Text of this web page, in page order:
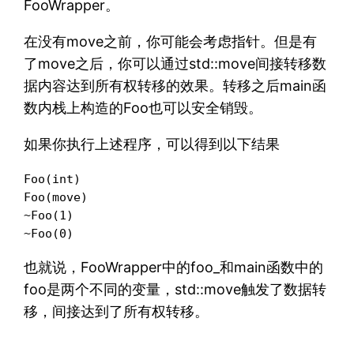
FooWrapper。
在没有move之前，你可能会考虑指针。但是有
了move之后，你可以通过std::move间接转移数
据内容达到所有权转移的效果。转移之后main函
数内栈上构造的Foo也可以安全销毁。
如果你执行上述程序，可以得到以下结果
Foo(int)
Foo(move)
~Foo(1)
~Foo(0)
也就说，FooWrapper中的foo_和main函数中的
foo是两个不同的变量，std::move触发了数据转
移，间接达到了所有权转移。